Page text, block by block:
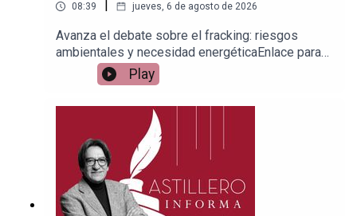
08:39 jueves, 6 de agosto de 2026
Avanza el debate sobre el fracking: riesgos
ambientales y necesidad energéticaEnlace para
apoyar vía
Patreon:https://www.patreon.com/julioastilleroEnl
ace para hacer donaciones vía
PayPal:https://www.paypal.me/julioastilleroCuent
a para hacer transferencias a cuenta BBVA a
nombre de Julio Hernández López:
1539408017CLABE: 012 320 01539408017
2Tienda:https://julioastillerotienda.com/
Play